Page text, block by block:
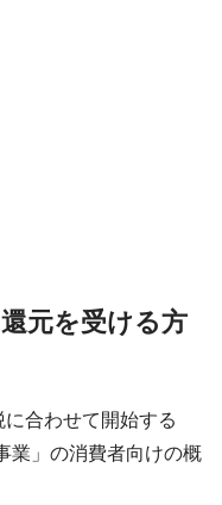
元を受ける方
合わせて開始する
業」の消費者向けの概